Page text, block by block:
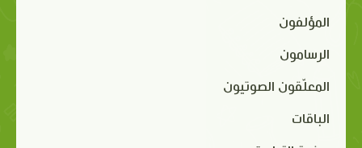
المؤلفون
الرسامون
المعلّقون الصوتيون
الباقات